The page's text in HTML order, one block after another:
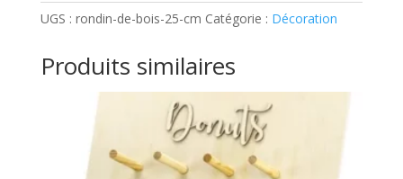
UGS : rondin-de-bois-25-cm Catégorie : Décoration
Produits similaires